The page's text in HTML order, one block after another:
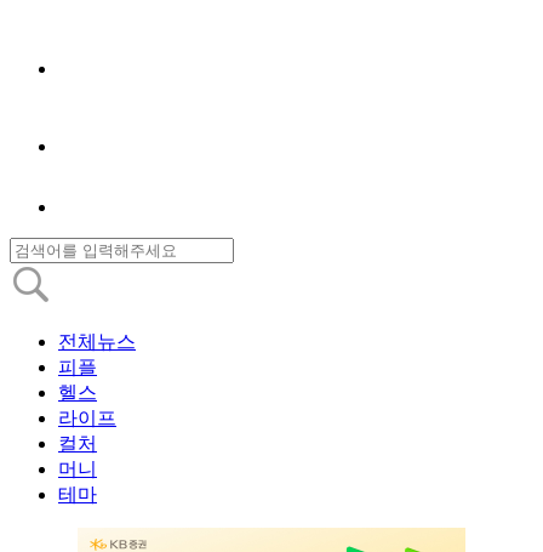
전체뉴스
피플
헬스
라이프
컬처
머니
테마